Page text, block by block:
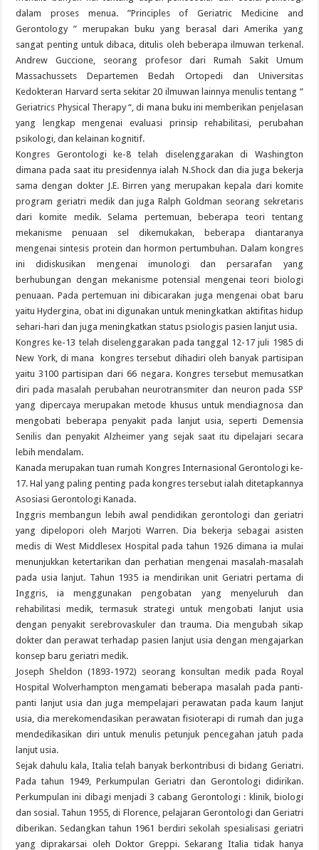
dalam proses menua. ”Principles of Geriatric Medicine and
Gerontology ” merupakan buku yang berasal dari Amerika yang
sangat penting untuk dibaca, ditulis oleh beberapa ilmuwan terkenal.
Andrew Guccione, seorang profesor dari Rumah Sakit Umum
Massachussets Departemen Bedah Ortopedi dan Universitas
Kedokteran Harvard serta sekitar 20 ilmuwan lainnya menulis tentang ”
Geriatrics Physical Therapy “, di mana buku ini memberikan penjelasan
yang lengkap mengenai evaluasi prinsip rehabilitasi, perubahan
psikologi, dan kelainan kognitif.
Kongres Gerontologi ke-8 telah diselenggarakan di Washington
dimana pada saat itu presidennya ialah N.Shock dan dia juga bekerja
sama dengan dokter J.E. Birren yang merupakan kepala dari komite
program geriatri medik dan juga Ralph Goldman seorang sekretaris
dari komite medik. Selama pertemuan, beberapa teori tentang
mekanisme penuaan sel dikemukakan, beberapa diantaranya
mengenai sintesis protein dan hormon pertumbuhan. Dalam kongres
ini didiskusikan mengenai imunologi dan persarafan yang
berhubungan dengan mekanisme potensial mengenai teori biologi
penuaan. Pada pertemuan ini dibicarakan juga mengenai obat baru
yaitu Hydergina, obat ini digunakan untuk meningkatkan aktifitas hidup
sehari-hari dan juga meningkatkan status psiologis pasien lanjut usia.
Kongres ke-13 telah diselenggarakan pada tanggal 12-17 juli 1985 di
New York, di mana kongres tersebut dihadiri oleh banyak partisipan
yaitu 3100 partisipan dari 66 negara. Kongres tersebut memusatkan
diri pada masalah perubahan neurotransmiter dan neuron pada SSP
yang dipercaya merupakan metode khusus untuk mendiagnosa dan
mengobati beberapa penyakit pada lanjut usia, seperti Demensia
Senilis dan penyakit Alzheimer yang sejak saat itu dipelajari secara
lebih mendalam.
Kanada merupakan tuan rumah Kongres Internasional Gerontologi ke-
17. Hal yang paling penting pada kongres tersebut ialah ditetapkannya
Asosiasi Gerontologi Kanada.
Inggris membangun lebih awal pendidikan gerontologi dan geriatri
yang dipelopori oleh Marjoti Warren. Dia bekerja sebagai asisten
medis di West Middlesex Hospital pada tahun 1926 dimana ia mulai
menunjukkan ketertarikan dan perhatian mengenai masalah-masalah
pada usia lanjut. Tahun 1935 ia mendirikan unit Geriatri pertama di
Inggris, ia menggunakan pengobatan yang menyeluruh dan
rehabilitasi medik, termasuk strategi untuk mengobati lanjut usia
dengan penyakit serebrovaskuler dan trauma. Dia mengubah sikap
dokter dan perawat terhadap pasien lanjut usia dengan mengajarkan
konsep baru geriatri medik.
Joseph Sheldon (1893-1972) seorang konsultan medik pada Royal
Hospital Wolverhampton mengamati beberapa masalah pada panti-
panti lanjut usia dan juga mempelajari perawatan pada kaum lanjut
usia, dia merekomendasikan perawatan fisioterapi di rumah dan juga
mendedikasikan diri untuk menulis petunjuk pencegahan jatuh pada
lanjut usia.
Sejak dahulu kala, Italia telah banyak berkontribusi di bidang Geriatri.
Pada tahun 1949, Perkumpulan Geriatri dan Gerontologi didirikan.
Perkumpulan ini dibagi menjadi 3 cabang Gerontologi : klinik, biologi
dan sosial. Tahun 1955, di Florence, pelajaran Gerontologi dan Geriatri
diberikan. Sedangkan tahun 1961 berdiri sekolah spesialisasi geriatri
yang diprakarsai oleh Doktor Greppi. Sekarang Italia tidak hanya